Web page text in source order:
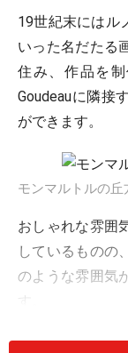
19世紀末にはル
いった名だたる
住み、作品を
Goudeauに隣接
ができます。
モンマルトルの丘
おしゃれな雰囲
しているものの
のような雰囲気
す。